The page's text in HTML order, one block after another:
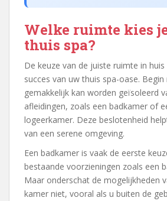
Welke ruimte kies
thuis spa?
De keuze van de juiste ruimte in
succes van uw thuis spa-oase.
gemakkelijk kan worden geïsoleerd
afleidingen, zoals een badkamer of
logeerkamer. Deze beslotenheid
van een serene omgeving.
Een badkamer is vaak de eerste
bestaande voorzieningen zoals een
Maar onderschat de mogelijkheden
kamer niet, vooral als u buiten de